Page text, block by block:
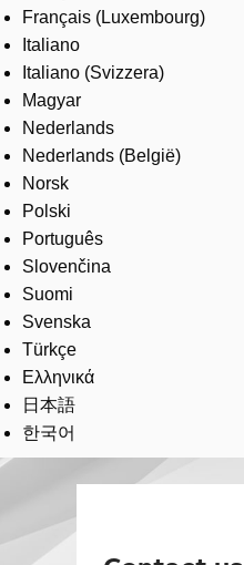
Français (Luxembourg)
Italiano
Italiano (Svizzera)
Magyar
Nederlands
Nederlands (België)
Norsk
Polski
Português
Slovenčina
Suomi
Svenska
Türkçe
Ελληνικά
日本語
한국어